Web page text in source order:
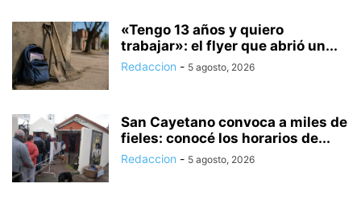
«Tengo 13 años y quiero
trabajar»: el flyer que abrió un...
Redaccion - 5 agosto, 2026
San Cayetano convoca a miles de
fieles: conocé los horarios de...
Redaccion - 5 agosto, 2026